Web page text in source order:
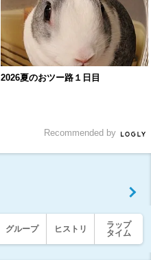
2026夏のおツー路１日目
Recommended by
グループ ヒストリ
ラップ
タイム